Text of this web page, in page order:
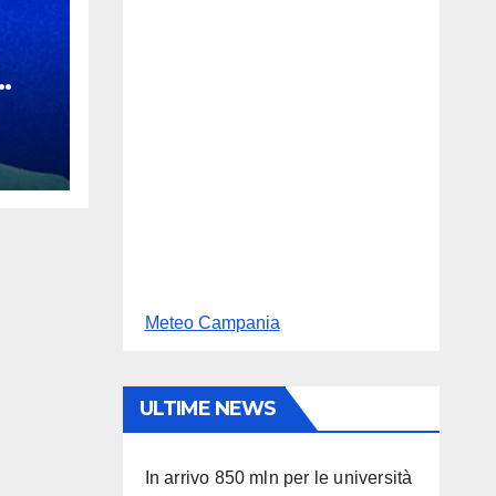
Meteo Campania
ULTIME NEWS
In arrivo 850 mln per le università